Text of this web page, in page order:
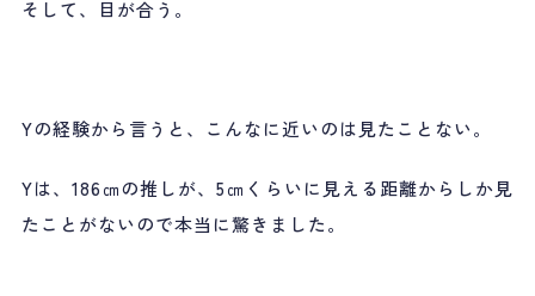
そして、目が合う。
Yの経験から言うと、こんなに近いのは見たことない。
Yは、186㎝の推しが、5㎝くらいに見える距離からしか見
たことがないので本当に驚きました。